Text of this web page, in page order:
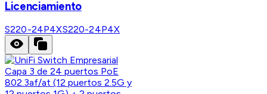
Licenciamiento
S220-24P4XS220-24P4X